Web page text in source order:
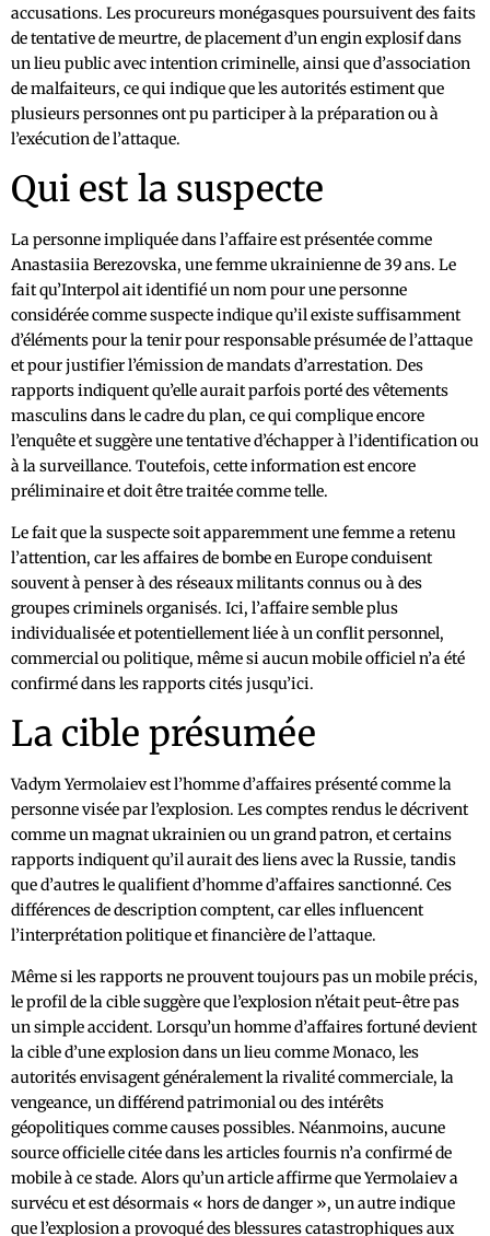
accusations. Les procureurs monégasques poursuivent des faits
de tentative de meurtre, de placement d’un engin explosif dans
un lieu public avec intention criminelle, ainsi que d’association
de malfaiteurs, ce qui indique que les autorités estiment que
plusieurs personnes ont pu participer à la préparation ou à
l’exécution de l’attaque.
Qui est la suspecte
La personne impliquée dans l’affaire est présentée comme
Anastasiia Berezovska, une femme ukrainienne de 39 ans. Le
fait qu’Interpol ait identifié un nom pour une personne
considérée comme suspecte indique qu’il existe suffisamment
d’éléments pour la tenir pour responsable présumée de l’attaque
et pour justifier l’émission de mandats d’arrestation. Des
rapports indiquent qu’elle aurait parfois porté des vêtements
masculins dans le cadre du plan, ce qui complique encore
l’enquête et suggère une tentative d’échapper à l’identification ou
à la surveillance. Toutefois, cette information est encore
préliminaire et doit être traitée comme telle.
Le fait que la suspecte soit apparemment une femme a retenu
l’attention, car les affaires de bombe en Europe conduisent
souvent à penser à des réseaux militants connus ou à des
groupes criminels organisés. Ici, l’affaire semble plus
individualisée et potentiellement liée à un conflit personnel,
commercial ou politique, même si aucun mobile officiel n’a été
confirmé dans les rapports cités jusqu’ici.
La cible présumée
Vadym Yermolaiev est l’homme d’affaires présenté comme la
personne visée par l’explosion. Les comptes rendus le décrivent
comme un magnat ukrainien ou un grand patron, et certains
rapports indiquent qu’il aurait des liens avec la Russie, tandis
que d’autres le qualifient d’homme d’affaires sanctionné. Ces
différences de description comptent, car elles influencent
l’interprétation politique et financière de l’attaque.
Même si les rapports ne prouvent toujours pas un mobile précis,
le profil de la cible suggère que l’explosion n’était peut-être pas
un simple accident. Lorsqu’un homme d’affaires fortuné devient
la cible d’une explosion dans un lieu comme Monaco, les
autorités envisagent généralement la rivalité commerciale, la
vengeance, un différend patrimonial ou des intérêts
géopolitiques comme causes possibles. Néanmoins, aucune
source officielle citée dans les articles fournis n’a confirmé de
mobile à ce stade. Alors qu’un article affirme que Yermolaiev a
survécu et est désormais « hors de danger », un autre indique
que l’explosion a provoqué des blessures catastrophiques aux